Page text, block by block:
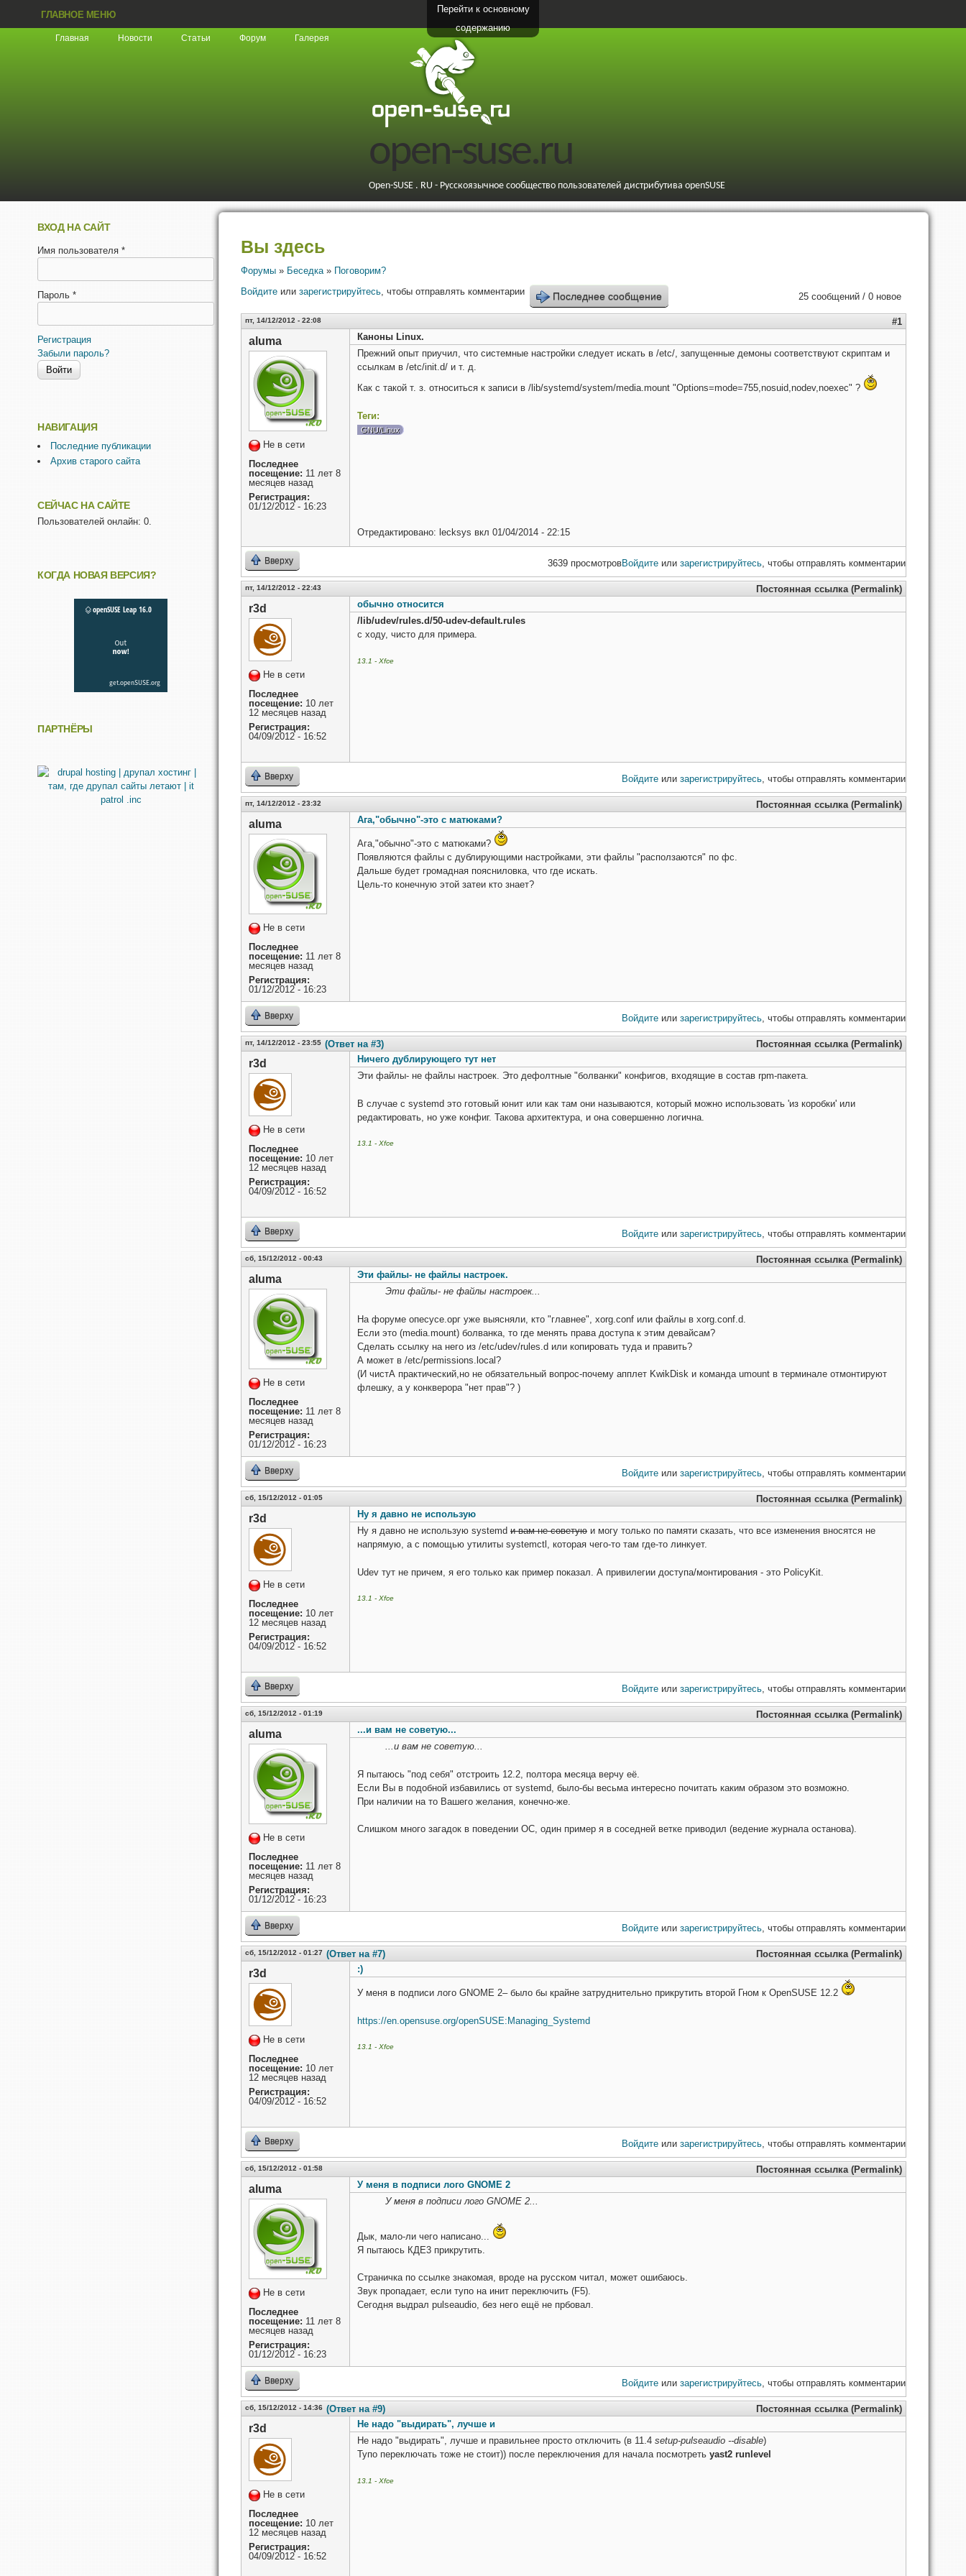
Перейти к основному
содержанию
ГЛАВНОЕ МЕНЮ
Главная Новости Статьи Форум Галерея
open-suse.ru
Open-SUSE . RU - Русскоязычное сообщество пользователей дистрибутива openSUSE
Вы здесь
Форумы » Беседка» Поговорим?
25 сообщений / 0 новое
Войдите или зарегистрируйтесь, чтобы отправлять комментарии Последнее сообщение
пт, 14/12/2012 - 22:08 #1
aluma
Не в сети
Последнее
посещение: 11 лет 8
месяцев назад
Регистрация:
01/12/2012 - 16:23
Каноны Linux.
Прежний опыт приучил, что системные настройки следует искать в /etc/, запущенные демоны соответствуют скриптам и
ссылкам в /etc/init.d/ и т. д.
Как с такой т. з. относиться к записи в /lib/systemd/system/media.mount "Options=mode=755,nosuid,nodev,noexec" ?
Теги:
GNU/Linux
Отредактировано: lecksys вкл 01/04/2014 - 22:15
Вверху 3639 просмотровВойдите или зарегистрируйтесь, чтобы отправлять комментарии
пт, 14/12/2012 - 22:43 Постоянная ссылка (Permalink)
r3d
Не в сети
Последнее
посещение: 10 лет
12 месяцев назад
Регистрация:
04/09/2012 - 16:52
обычно относится
/lib/udev/rules.d/50-udev-default.rules
с ходу, чисто для примера.
13.1 - Xfce
Вверху Войдите или зарегистрируйтесь, чтобы отправлять комментарии
пт, 14/12/2012 - 23:32 Постоянная ссылка (Permalink)
aluma
Не в сети
Последнее
посещение: 11 лет 8
месяцев назад
Регистрация:
01/12/2012 - 16:23
Ага,"обычно"-это с матюками?
Ага,"обычно"-это с матюками?
Появляются файлы с дублирующими настройками, эти файлы "расползаются" по фс.
Дальше будет громадная поясниловка, что где искать.
Цель-то конечную этой затеи кто знает?
Вверху Войдите или зарегистрируйтесь, чтобы отправлять комментарии
пт, 14/12/2012 - 23:55 (Ответ на #3) Постоянная ссылка (Permalink)
r3d
Не в сети
Последнее
посещение: 10 лет
12 месяцев назад
Регистрация:
04/09/2012 - 16:52
Ничего дублирующего тут нет
Эти файлы- не файлы настроек. Это дефолтные "болванки" конфигов, входящие в состав rpm-пакета.
В случае с systemd это готовый юнит или как там они называются, который можно использовать 'из коробки' или
редактировать, но уже конфиг. Такова архитектура, и она совершенно логична.
13.1 - Xfce
Вверху Войдите или зарегистрируйтесь, чтобы отправлять комментарии
сб, 15/12/2012 - 00:43 Постоянная ссылка (Permalink)
aluma
Не в сети
Последнее
посещение: 11 лет 8
месяцев назад
Регистрация:
01/12/2012 - 16:23
Эти файлы- не файлы настроек.
Эти файлы- не файлы настроек...
На форуме опесусе.орг уже выясняли, кто "главнее", xorg.conf или файлы в xorg.conf.d.
Если это (media.mount) болванка, то где менять права доступа к этим девайсам?
Сделать ссылку на него из /etc/udev/rules.d или копировать туда и править?
А может в /etc/permissions.local?
(И чистА практический,но не обязательный вопрос-почему апплет KwikDisk и команда umount в терминале отмонтируют
флешку, а у конкверора "нет прав"? )
Вверху Войдите или зарегистрируйтесь, чтобы отправлять комментарии
сб, 15/12/2012 - 01:05 Постоянная ссылка (Permalink)
r3d
Не в сети
Последнее
посещение: 10 лет
12 месяцев назад
Регистрация:
04/09/2012 - 16:52
Ну я давно не использую
Ну я давно не использую systemd и вам не советую и могу только по памяти сказать, что все изменения вносятся не
напрямую, а с помощью утилиты systemctl, которая чего-то там где-то линкует.
Udev тут не причем, я его только как пример показал. А привилегии доступа/монтирования - это PolicyKit.
13.1 - Xfce
Вверху Войдите или зарегистрируйтесь, чтобы отправлять комментарии
сб, 15/12/2012 - 01:19 Постоянная ссылка (Permalink)
aluma
Не в сети
Последнее
посещение: 11 лет 8
месяцев назад
Регистрация:
01/12/2012 - 16:23
...и вам не советую...
...и вам не советую...
Я пытаюсь "под себя" отстроить 12.2, полтора месяца верчу её.
Если Вы в подобной избавились от systemd, было-бы весьма интересно почитать каким образом это возможно.
При наличии на то Вашего желания, конечно-же.
Слишком много загадок в поведении ОС, один пример я в соседней ветке приводил (ведение журнала останова).
Вверху Войдите или зарегистрируйтесь, чтобы отправлять комментарии
сб, 15/12/2012 - 01:27 (Ответ на #7) Постоянная ссылка (Permalink)
r3d
Не в сети
Последнее
посещение: 10 лет
12 месяцев назад
Регистрация:
04/09/2012 - 16:52
:)
У меня в подписи лого GNOME 2– было бы крайне затруднительно прикрутить второй Гном к OpenSUSE 12.2
https://en.opensuse.org/openSUSE:Managing_Systemd
13.1 - Xfce
Вверху Войдите или зарегистрируйтесь, чтобы отправлять комментарии
сб, 15/12/2012 - 01:58 Постоянная ссылка (Permalink)
aluma
Не в сети
Последнее
посещение: 11 лет 8
месяцев назад
Регистрация:
01/12/2012 - 16:23
У меня в подписи лого GNOME 2
У меня в подписи лого GNOME 2...
Дык, мало-ли чего написано...
Я пытаюсь КДЕ3 прикрутить.
Страничка по ссылке знакомая, вроде на русском читал, может ошибаюсь.
Звук пропадает, если тупо на инит переключить (F5).
Сегодня выдрал pulseaudio, без него ещё не прбовал.
Вверху Войдите или зарегистрируйтесь, чтобы отправлять комментарии
сб, 15/12/2012 - 14:36 (Ответ на #9) Постоянная ссылка (Permalink)
r3d
Не в сети
Последнее
посещение: 10 лет
12 месяцев назад
Регистрация:
04/09/2012 - 16:52
Не надо "выдирать", лучше и
Не надо "выдирать", лучше и правильнее просто отключить (в 11.4 setup-pulseaudio --disable)
Тупо переключать тоже не стоит)) после переключения для начала посмотреть yast2 runlevel
13.1 - Xfce
ВХОД НА САЙТ
Имя пользователя *
Пароль *
Регистрация
Забыли пароль?
НАВИГАЦИЯ
Последние публикации
Архив старого сайта
СЕЙЧАС НА САЙТЕ
Пользователей онлайн: 0.
КОГДА НОВАЯ ВЕРСИЯ?
ПАРТНЁРЫ